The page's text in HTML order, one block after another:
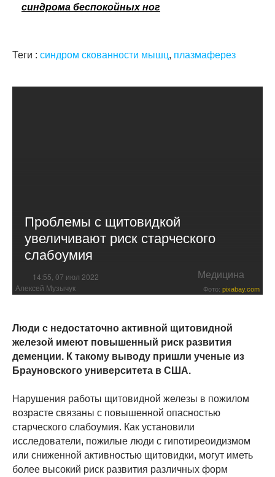
синдрома беспокойных ног
Теги : синдром скованности мышц, плазмаферез
Проблемы с щитовидкой
увеличивают риск старческого
слабоумия
14:55, 07 июл 2022 Медицина
Алексей Музычук Фото: pixabay.com
Люди с недостаточно активной щитовидной
железой имеют повышенный риск развития
деменции. К такому выводу пришли ученые из
Брауновского университета в США.
Нарушения работы щитовидной железы в пожилом
возрасте связаны с повышенной опасностью
старческого слабоумия. Как установили
исследователи, пожилые люди с гипотиреоидизмом
или сниженной активностью щитовидки, могут иметь
более высокий риск развития различных форм